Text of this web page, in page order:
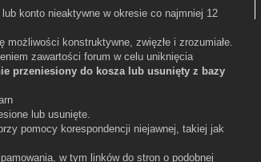
konto nieaktywne w okresie co najmniej 12
konstruktywne, zwięzłe i zrozumiałe.
zawartości forum w celu uniknięcia
przeniesiony do kosza lub usunięty z bazy
lub usunięte.
pomocy korespondencji niejawnej, takiej jak
w tym linków do stron o podobnej